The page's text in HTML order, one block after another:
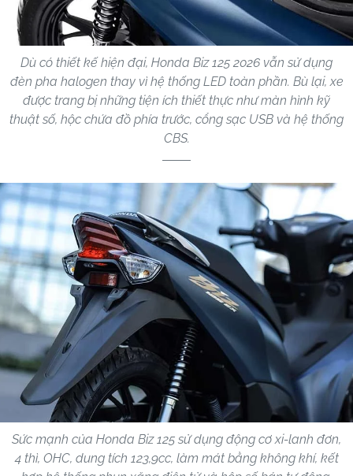
Dù có thiết kế hiện đại, Honda Biz 125 2026 vẫn sử dụng
đèn pha halogen thay vì hệ thống LED toàn phần. Bù lại, xe
được trang bị những tiện ích thiết thực như màn hình kỹ
thuật số, hộc chứa đồ phía trước, cổng sạc USB và hệ thống
CBS.
Sức mạnh của Honda Biz 125 sử dụng động cơ xi-lanh đơn,
4 thì, OHC, dung tích 123,9cc, làm mát bằng không khí, kết